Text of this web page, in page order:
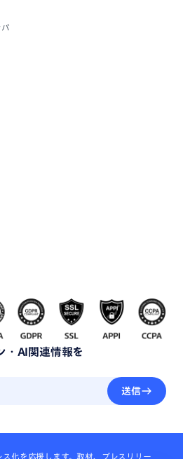
・ AI関連情報を
送信
化を応援します。取材、プレスリリー